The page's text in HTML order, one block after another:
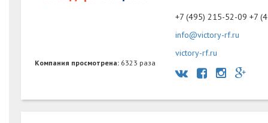
Компания просмотрена: 6323 раза
+7 (495) 215-52-09 +7
info@victory-rf.ru
victory-rf.ru